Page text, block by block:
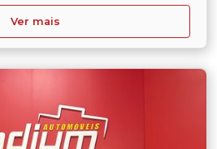
Ver mais